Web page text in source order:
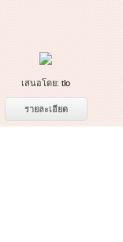
เสนอโดย: tlo
รายละเอียด